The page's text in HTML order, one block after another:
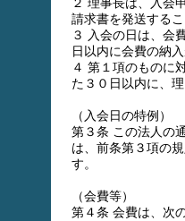
２ 理事長は、入会
請求書を発送する
３ 入会の日は、会
日以内に会費の納
４ 第１項のものに
た３０日以内に、
（入会日の特例）
第３条 この法人の
は、前条第３項の
す。
（会費等）
第４条 会費は、次